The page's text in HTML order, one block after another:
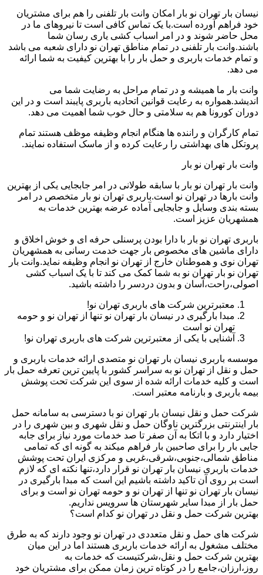
نیسان بار تهران نو بار امکان وانت بار تلفنی را هم برای مشتریان
خود فراهم آورده است.با یک تماس کافی است تا نیروهای ما در
محل حاضر شوند و در امر اسباب کشی یاری رسان شما
باشند.وانت بار تلفنی در تمام مناطق تهران نو دارای شعبه می باشد
و تمام خدمات باربری و حمل بار را با بهترین کیفیت به شما ارائه
می دهد.
وانت بار ما همیشه و در تمام مراحل به رضایت شما می
اندیشد.همواره به رعایت قوانین اتحادیه باربری پایبند است و در این
دوران کورونا هم به سلامتی و حال خوب شما اهمیت می دهد.
تمام کارگران و راننده ها هنگام انجام وظیفه موظف هستند تمام
پروتکل های بهداشتی را رعایت کرده و از ماسک استفاده نمایند.
وانت بار تهران نو بار
وانت بار تهران نو بار با سابقه طولانی در امر جابجایی یکی از بهترین
وانت بارها در تهران نو است.باربری تهران نو بار متخصص در امر
بسته بندی وسایل و جابجایی آماده عرضه بهترین خدمات به
همشهریان عزیز است.
باربری تهران نو بار با دارا بودن پرسنلی حرفه ای و خوش اخلاق و
دارای ماشین های مخصوص بار جهت خدمت رسانی به همشهریان
تهران نوی و هموطنان خارج از تهران نو انجام وظیفه نماید.وانت بار
تهران نو بار تهران نو به شما کمک می کند تا با یک اسباب کشی
اصولی،راحت،آسان و بدون دردسر را داشته باشید.
معتبرترین شرکت های باربری تهران نو!
مبدا بارگیری در نیسان بار تهران نو تنها از تهران نو و حومه
تهران نو است
آشنایی با یکی از معتبرترین شرکت های باربری تهران نو!
موسسه باربری نیسان بار تهران نو متصدی ارائه خدمات باربری و
حمل و نقل از تهران نو به سراسر کشور با پایین ترین تعرفه حمل بار
است و کلیه خدمات ارائه شده از سوی این شرکت تحت پوشش
بیمه باربری و بارنامه معتبر است.
شرکت حمل و نقل نیسان بار تهران نو با دسترسی به سامانه حمل
بار اینترنتی بزرگترین ناوگان حمل و نقل شهری و بین شهری را در
اختیار دارد و با اتکا به آن صفر تا صد خدمات مورد نیاز برای جابه
جایی بار را برای صاحبین بار فراهم میکند به گونه ای که تمامی
مناطق شمالی،جنوبی،شرقی،غربی و مرکزی ایران تحت پوشش
خدمات باربری نیسان بار تهران نو قرار دارد،تنها نکته ای که لازم
است بر روی آن تاکید داشته باشیم این است که مبدا بارگیری در
نیسان بار تهران نو تنها از تهران نو و حومه تهران نو است و برای
حمل بار از مبدا سایر شهرستان ها سرویس نداریم.
بهترین شرکت حمل و نقل در تهران نو کدام است؟
شرکت های حمل و نقل متعددی در تهران نو وجود دارند که به طرق
مختلف مشغول به ارائه خدمات باربری هستند اما در این میان
بهترین شرکت حمل و نقل،شرکتیست که خدمات به
روز،ارزان،جامع را در کوتاه ترین زمان ممکن برای مشتریان خود